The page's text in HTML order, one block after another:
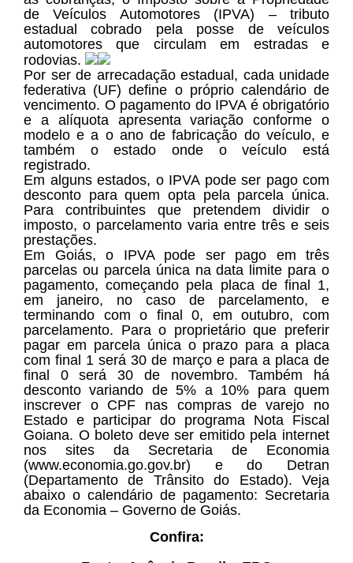
de Veículos Automotores (IPVA) – tributo
estadual cobrado pela posse de veículos
automotores que circulam em estradas e
rodovias.
Por ser de arrecadação estadual, cada unidade
federativa (UF) define o próprio calendário de
vencimento. O pagamento do IPVA é obrigatório
e a alíquota apresenta variação conforme o
modelo e a o ano de fabricação do veículo, e
também o estado onde o veículo está
registrado.
Em alguns estados, o IPVA pode ser pago com
desconto para quem opta pela parcela única.
Para contribuintes que pretendem dividir o
imposto, o parcelamento varia entre três e seis
prestações.
Em Goiás, o IPVA pode ser pago em três
parcelas ou parcela única na data limite para o
pagamento, começando pela placa de final 1,
em janeiro, no caso de parcelamento, e
terminando com o final 0, em outubro, com
parcelamento. Para o proprietário que preferir
pagar em parcela única o prazo para a placa
com final 1 será 30 de março e para a placa de
final 0 será 30 de novembro. Também há
desconto variando de 5% a 10% para quem
inscrever o CPF nas compras de varejo no
Estado e participar do programa Nota Fiscal
Goiana. O boleto deve ser emitido pela internet
nos sites da Secretaria de Economia
(www.economia.go.gov.br) e do Detran
(Departamento de Trânsito do Estado). Veja
abaixo o calendário de pagamento: Secretaria
da Economia – Governo de Goiás.
Confira: